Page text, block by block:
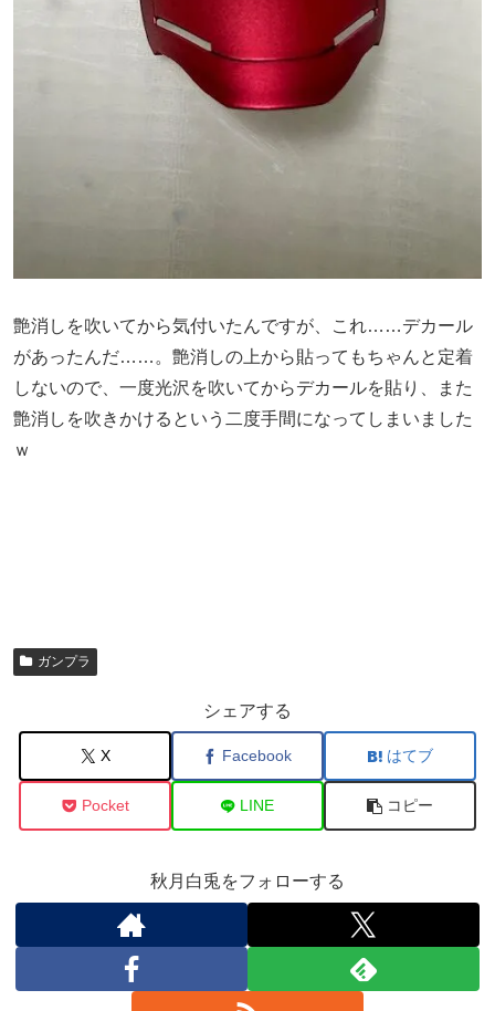
艶消しを吹いてから気付いたんですが、これ……デカール
があったんだ……。艶消しの上から貼ってもちゃんと定着
しないので、一度光沢を吹いてからデカールを貼り、また
艶消しを吹きかけるという二度手間になってしまいました
ｗ
ガンプラ
シェアする
X Facebook はてブ
Pocket LINE コピー
秋月白兎をフォローする